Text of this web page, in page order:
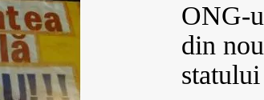
ONG-
din
statului